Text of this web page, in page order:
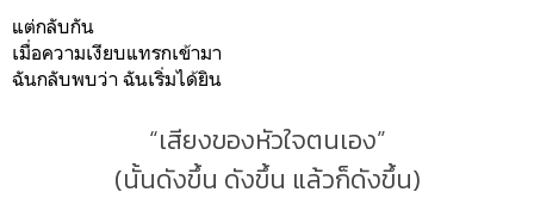
แต่กลับกัน
เมื่อความเงียบแทรกเข้ามา
ฉันกลับพบว่า ฉันเริ่มได้ยิน
“เสียงของหัวใจตนเอง”
(นั้นดังขึ้น ดังขึ้น แล้วก็ดังขึ้น)